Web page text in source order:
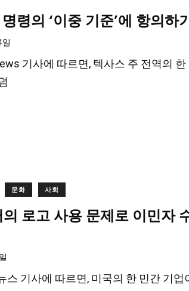
령의 ‘이중 기준’에 항의
기사에 따르면, 텍사스 주 전역의
문화 사회
의 로고 사용 문제로 이민자
스 기사에 따르면, 미국의 한 민간 기